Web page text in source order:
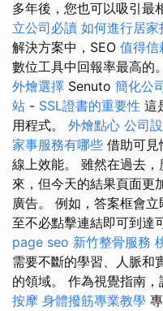
多年後，您也可以吸引最
立公司必讀 如何進行居家
解決方案中，SEO 值得信
數位工具中回報率最高的。
外燴選擇 Senuto 簡化公
站 - SSL證書的重要性 這
用程式。 外燴點心 公司
家事服務有哪些 借助可見
線上效能。 雖然在過去
來，但今天的結果頁面更
廣告。 例如，答案框會
至不必點擊連結即可到達
page seo 新竹整骨服務
需要不斷的學習、人脈和
的領域。 作為視覺指南
按摩 身體撥筋專業教學